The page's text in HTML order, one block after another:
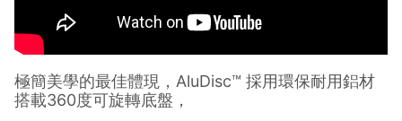
極簡美學的最佳體現，AluDisc™ 採用環保耐用鋁材
搭載360度可旋轉底盤，